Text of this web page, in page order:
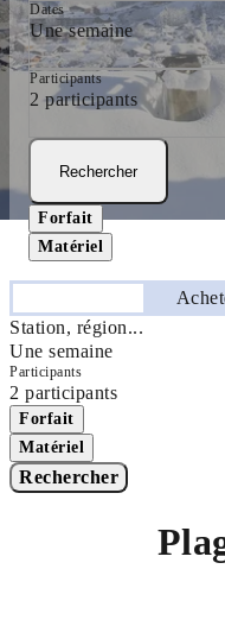
Dates
Une semaine
Participants
2 participants
Rechercher
Forfait
Matériel
Station, région...
Une semaine
Participants
2 participants
Forfait
Matériel
Rechercher